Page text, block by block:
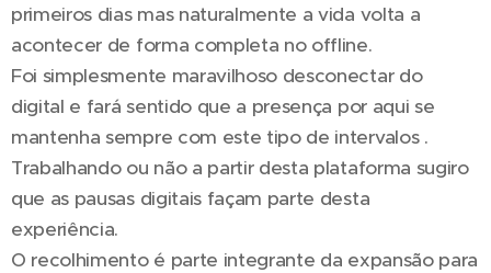
primeiros dias mas naturalmente a vida volta a
acontecer de forma completa no offline.
Foi simplesmente maravilhoso desconectar do
digital e fará sentido que a presença por aqui se
mantenha sempre com este tipo de intervalos .
Trabalhando ou não a partir desta plataforma sugiro
que as pausas digitais façam parte desta
experiência.
O recolhimento é parte integrante da expansão para